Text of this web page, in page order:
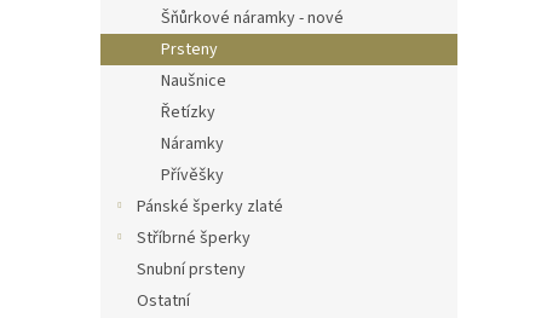
Šňůrkové náramky - nové
Prsteny
Naušnice
Řetízky
Náramky
Přívěšky
Pánské šperky zlaté
Stříbrné šperky
Snubní prsteny
Ostatní